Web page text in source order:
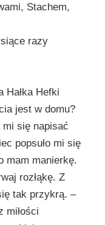
Stachem,
razy
Hałka Hefki
jest w domu?
mi się napisać
popsuło mi się
mam manierkę.
rozłąkę. Z
tak przykrą. –
miłości